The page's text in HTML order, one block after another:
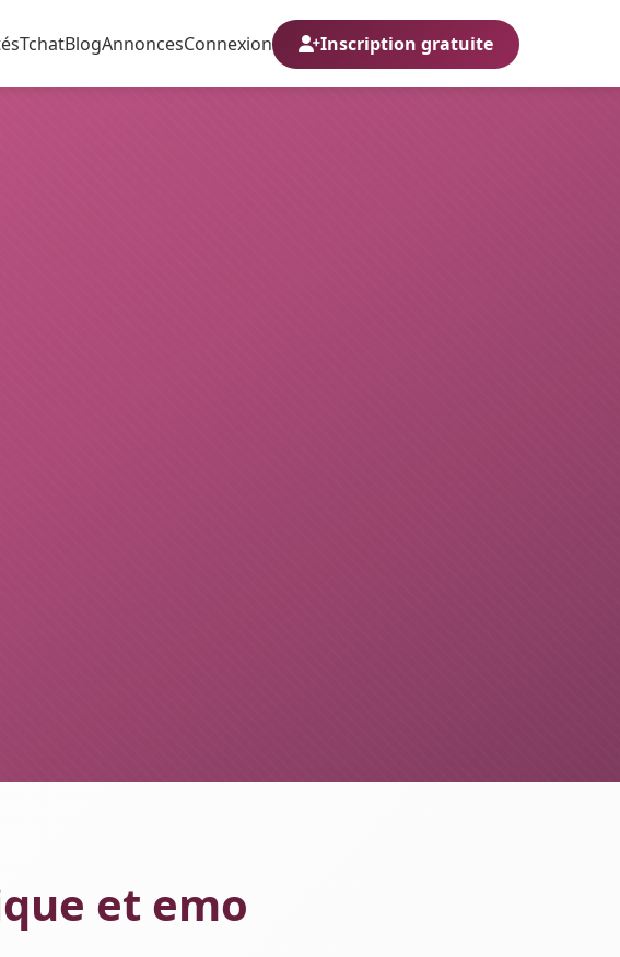
TchatBlogAnnoncesConnexion Inscription gratuite
et emo